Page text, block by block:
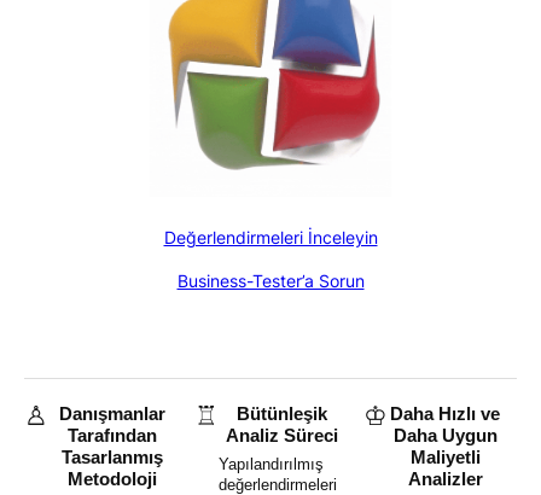
Değerlendirmeleri İnceleyinabout DYM-08
Business-Tester’a Sorunabout your business
♙
Danışmanlar
Tarafından
Tasarlanmış
Metodoloji
♖
Bütünleşik
Analiz Süreci
Yapılandırılmış
değerlendirmeleri
♔ Daha Hızlı ve
Daha Uygun
Maliyetli
Analizler